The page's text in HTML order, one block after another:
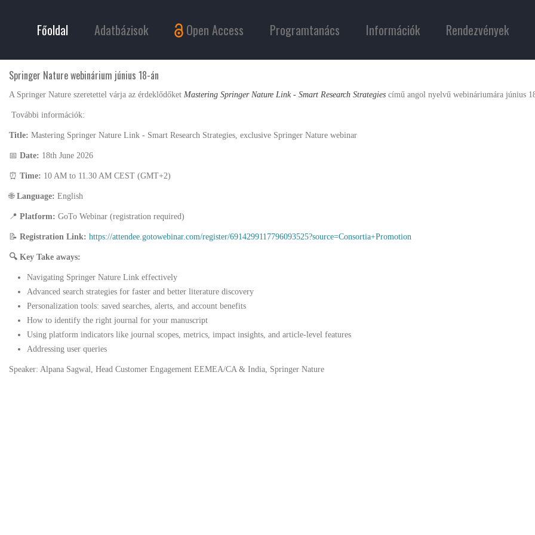
Főoldal Adatbázisok Open Access Programtanács Információk Rendezvények
Springer Nature webinárium június 18-án
A Springer Nature szeretettel várja az érdeklődőket Mastering Springer Nature Link - Smart Research Strategies című angol nyelvű webináriumára június
További információk:
Title: Mastering Springer Nature Link - Smart Research Strategies, exclusive Springer Nature webinar
📅 Date: 18th June 2026
⏰ Time: 10 AM to 11.30 AM CEST (GMT+2)
🌐 Language: English
📍 Platform: GoTo Webinar (registration required)
📝 Registration Link: https://attendee.gotowebinar.com/register/6914299117796093525?source=Consortia+Promotion
🔍 Key Take aways:
Navigating Springer Nature Link effectively
Advanced search strategies for faster and better literature discovery
Personalization tools: saved searches, alerts, and account benefits
How to identify the right journal for your manuscript
Using platform indicators like journal scopes, metrics, impact insights, and article-level features
Addressing user queries
Speaker: Alpana Sagwal, Head Customer Engagement EEMEA/CA & India, Springer Nature